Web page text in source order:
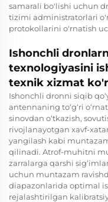
samarali bo'lishi uchun
tizimi administratorlari
protokollarini o'rnatish
Ishonchli
texnologiyasini
texnik xizmat
Ishonchli dronni siqib
antennaning to‘g‘ri
sinovdan o‘tkazish,
rivojlanayotgan xavf-
yangilash kabi
qilinadi. Atrof-muhitni
zarralarga qarshi
uchun muntazam
diapazonlarida optimal
rejalashtirilgan